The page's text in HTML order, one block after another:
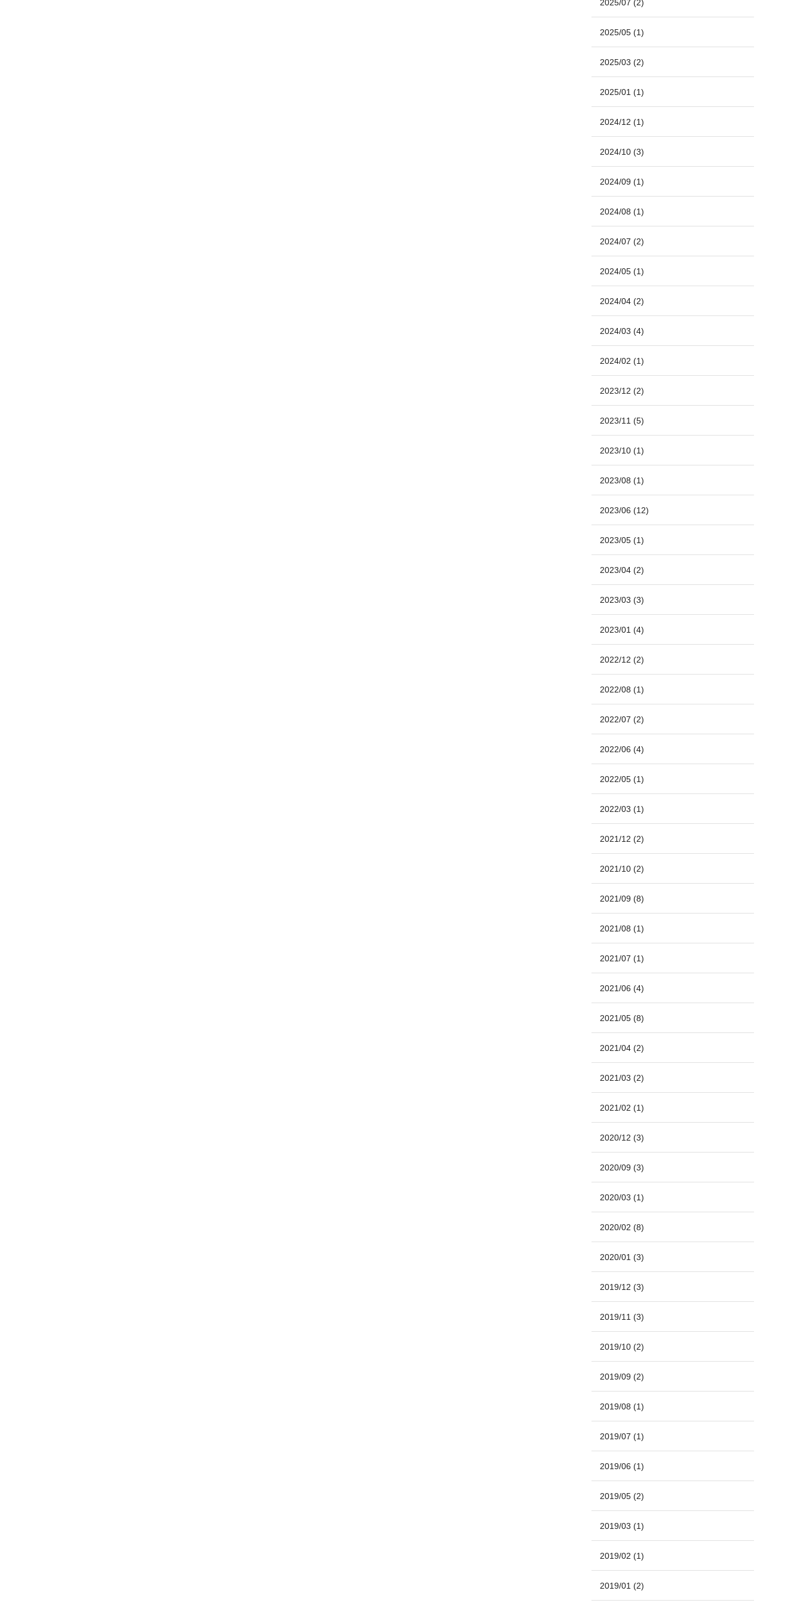
2025/07 (2)
2025/05 (1)
2025/03 (2)
2025/01 (1)
2024/12 (1)
2024/10 (3)
2024/09 (1)
2024/08 (1)
2024/07 (2)
2024/05 (1)
2024/04 (2)
2024/03 (4)
2024/02 (1)
2023/12 (2)
2023/11 (5)
2023/10 (1)
2023/08 (1)
2023/06 (12)
2023/05 (1)
2023/04 (2)
2023/03 (3)
2023/01 (4)
2022/12 (2)
2022/08 (1)
2022/07 (2)
2022/06 (4)
2022/05 (1)
2022/03 (1)
2021/12 (2)
2021/10 (2)
2021/09 (8)
2021/08 (1)
2021/07 (1)
2021/06 (4)
2021/05 (8)
2021/04 (2)
2021/03 (2)
2021/02 (1)
2020/12 (3)
2020/09 (3)
2020/03 (1)
2020/02 (8)
2020/01 (3)
2019/12 (3)
2019/11 (3)
2019/10 (2)
2019/09 (2)
2019/08 (1)
2019/07 (1)
2019/06 (1)
2019/05 (2)
2019/03 (1)
2019/02 (1)
2019/01 (2)